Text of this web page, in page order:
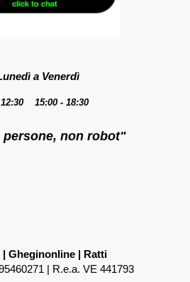
a Venerdì
12:30 15:00 - 18:30
persone, non robot"
| Gheginonline | Ratti
| R.e.a. VE 441793